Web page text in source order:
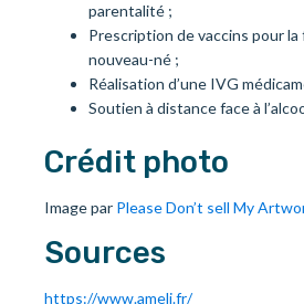
parentalité ;
Prescription de vaccins pour la
nouveau-né ;
Réalisation d’une IVG
Soutien à distance face à
Crédit photo
Image par Please Don’t sell My
Sources
https://www.ameli.fr/